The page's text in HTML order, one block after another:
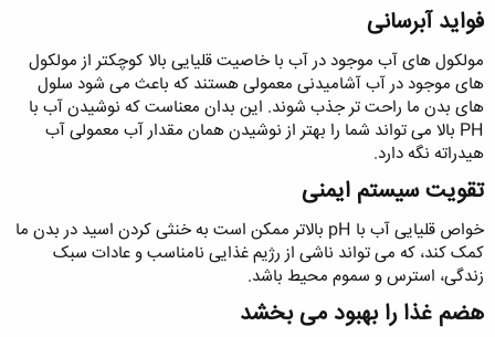
فواید آبرسانی
مولکول های آب موجود در آب با خاصیت قلیایی بالا کوچکتر از مولکول
های موجود در آب آشامیدنی معمولی هستند که باعث می شود سلول
های بدن ما راحت تر جذب شوند. این بدان معناست که نوشیدن آب با
PH بالا می تواند شما را بهتر از نوشیدن همان مقدار آب معمولی آب
هیدراته نگه دارد.
تقویت سیستم ایمنی
خواص قلیایی آب با pH بالاتر ممکن است به خنثی کردن اسید در بدن ما
کمک کند، که می تواند ناشی از رژیم غذایی نامناسب و عادات سبک
زندگی، استرس و سموم محیط باشد.
هضم غذا را بهبود می بخشد